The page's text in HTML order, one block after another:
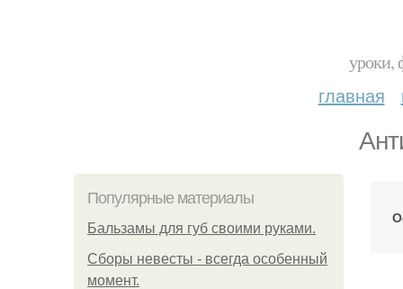
уроки,
главная
Популярные материалы
Бальзамы для губ своими руками.
Сборы невесты - всегда особенный
момент.